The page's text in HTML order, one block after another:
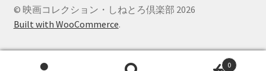
© 映画コレクション・しねとろ倶楽部 2026
Built with WooCommerce.
0